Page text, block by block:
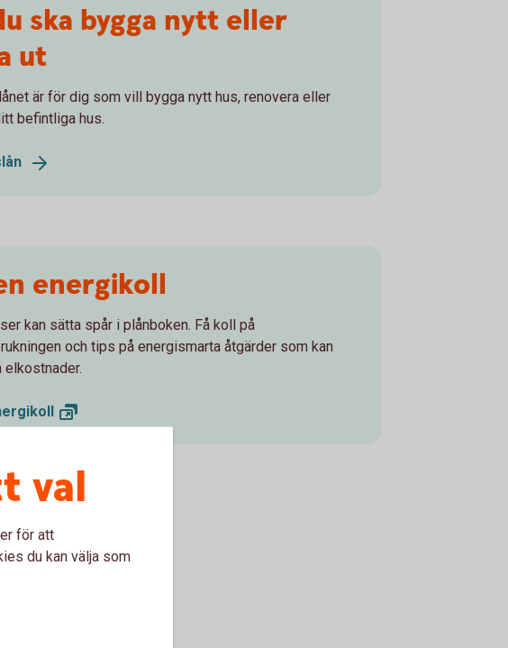
ska bygga nytt eller
ut
är för dig som vill bygga nytt hus, renovera eller
befintliga hus.
energikoll
kan sätta spår i plånboken. Få koll på
och tips på energismarta åtgärder som kan
elkostnader.
val
för att
du kan välja som